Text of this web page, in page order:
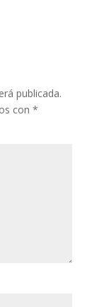
publicada.
con *